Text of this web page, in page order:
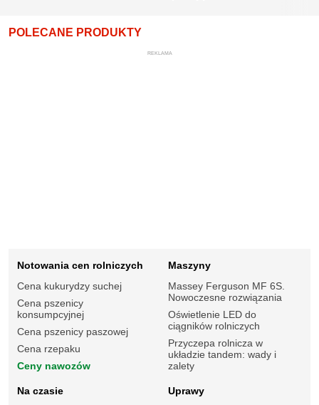
POLECANE PRODUKTY
REKLAMA
Notowania cen rolniczych
Cena kukurydzy suchej
Cena pszenicy
konsumpcyjnej
Cena pszenicy paszowej
Cena rzepaku
Ceny nawozów
Maszyny
Massey Ferguson MF 6S.
Nowoczesne rozwiązania
Oświetlenie LED do
ciągników rolniczych
Przyczepa rolnicza w
układzie tandem: wady i
zalety
Na czasie
Uprawy